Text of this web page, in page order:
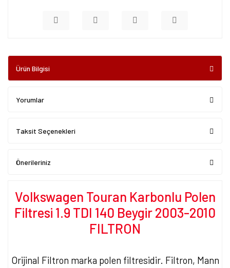
Ürün Bilgisi
Yorumlar
Taksit Seçenekleri
Önerileriniz
Volkswagen Touran Karbonlu Polen
Filtresi 1.9 TDI 140 Beygir 2003-2010
FILTRON
Orijinal Filtron marka polen filtresidir. Filtron, Mann